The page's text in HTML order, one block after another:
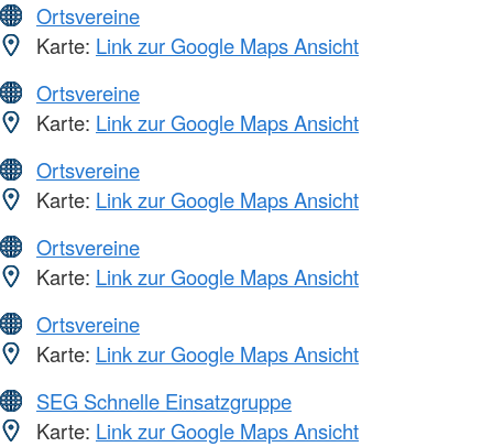
Ortsvereine
Karte: Link zur Google Maps Ansicht
Ortsvereine
Karte: Link zur Google Maps Ansicht
Ortsvereine
Karte: Link zur Google Maps Ansicht
Ortsvereine
Karte: Link zur Google Maps Ansicht
Ortsvereine
Karte: Link zur Google Maps Ansicht
SEG Schnelle Einsatzgruppe
Karte: Link zur Google Maps Ansicht